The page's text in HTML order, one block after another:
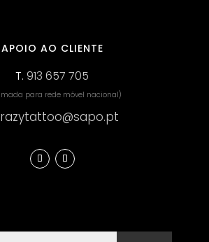
APOIO AO CLIENTE
T.913 657 705
para rede móvel nacional)